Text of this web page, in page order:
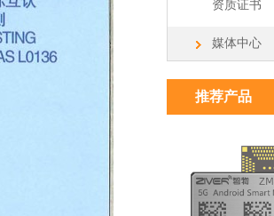
资质证书
媒体中心
推荐产品